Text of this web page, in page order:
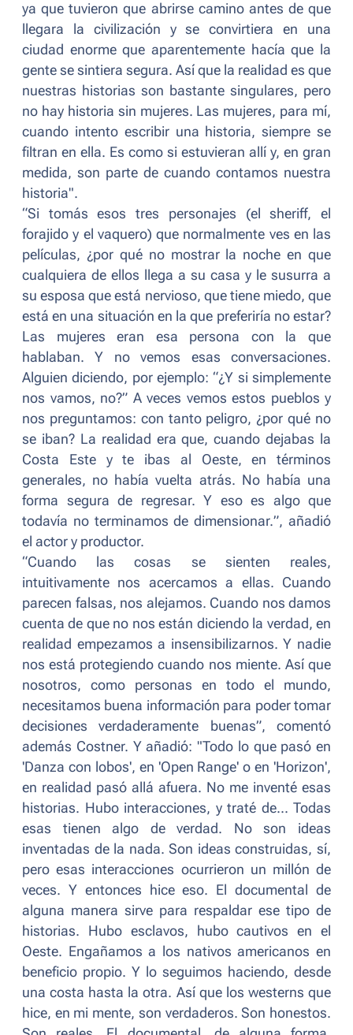
ya que tuvieron que abrirse camino antes de que
llegara la civilización y se convirtiera en una
ciudad enorme que aparentemente hacía que la
gente se sintiera segura. Así que la realidad es que
nuestras historias son bastante singulares, pero
no hay historia sin mujeres. Las mujeres, para mí,
cuando intento escribir una historia, siempre se
filtran en ella. Es como si estuvieran allí y, en gran
medida, son parte de cuando contamos nuestra
historia".
“Si tomás esos tres personajes (el sheriff, el
forajido y el vaquero) que normalmente ves en las
películas, ¿por qué no mostrar la noche en que
cualquiera de ellos llega a su casa y le susurra a
su esposa que está nervioso, que tiene miedo, que
está en una situación en la que preferiría no estar?
Las mujeres eran esa persona con la que
hablaban. Y no vemos esas conversaciones.
Alguien diciendo, por ejemplo: “¿Y si simplemente
nos vamos, no?” A veces vemos estos pueblos y
nos preguntamos: con tanto peligro, ¿por qué no
se iban? La realidad era que, cuando dejabas la
Costa Este y te ibas al Oeste, en términos
generales, no había vuelta atrás. No había una
forma segura de regresar. Y eso es algo que
todavía no terminamos de dimensionar.”, añadió
el actor y productor.
“Cuando las cosas se sienten reales,
intuitivamente nos acercamos a ellas. Cuando
parecen falsas, nos alejamos. Cuando nos damos
cuenta de que no nos están diciendo la verdad, en
realidad empezamos a insensibilizarnos. Y nadie
nos está protegiendo cuando nos miente. Así que
nosotros, como personas en todo el mundo,
necesitamos buena información para poder tomar
decisiones verdaderamente buenas”, comentó
además Costner. Y añadió: "Todo lo que pasó en
'Danza con lobos', en 'Open Range' o en 'Horizon',
en realidad pasó allá afuera. No me inventé esas
historias. Hubo interacciones, y traté de... Todas
esas tienen algo de verdad. No son ideas
inventadas de la nada. Son ideas construidas, sí,
pero esas interacciones ocurrieron un millón de
veces. Y entonces hice eso. El documental de
alguna manera sirve para respaldar ese tipo de
historias. Hubo esclavos, hubo cautivos en el
Oeste. Engañamos a los nativos americanos en
beneficio propio. Y lo seguimos haciendo, desde
una costa hasta la otra. Así que los westerns que
hice, en mi mente, son verdaderos. Son honestos.